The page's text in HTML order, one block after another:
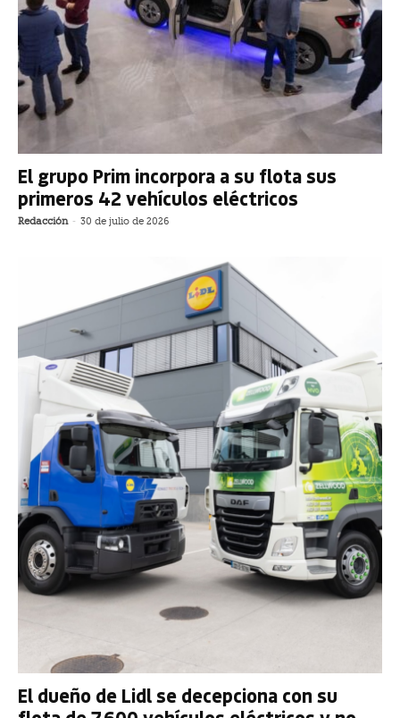
El grupo Prim incorpora a su flota sus
primeros 42 vehículos eléctricos
Redacción - 30 de julio de 2026
El dueño de Lidl se decepciona con su